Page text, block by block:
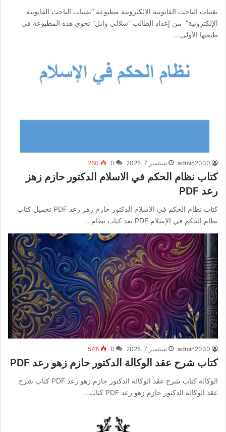
تقنيات الباحث القانونية الإلكترونية مطبوعة “تقنيات الباحث القانونية
الإلكترونية” من إعداد الطالب “شلالي وائل” تحوي هذه المطبوعة في
طبعتها الأولى…
admin2030 سبتمبر 7, 2025 0
260
كتاب نظام الحكم في الاسلام الدكتور حازم زهز
رعد PDF
كتاب نظام الحكم في الاسلام الدكتور حازم زهز رعد PDF تحميل كتاب
نظام الحكم في الإسلام PDF يعد كتاب نظام…
admin2030 سبتمبر 7, 2025 0
548
كتاب شرح عقد الوكالة الدكتور حازم زهو رعد PDF
الوكالة كتاب شرح عقد الوكالة الدكتور حازم زهو رعد PDF كتاب شرح
عقد الوكالة الدكتور حازم زهو رعد PDF كتاب…